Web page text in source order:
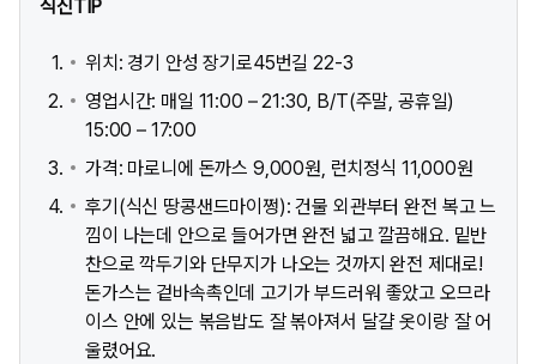
식신TIP
위치: 경기 안성 장기로45번길 22-3 ​
영업시간: 매일 11:00 – 21:30, B/T(주말, 공휴일)
15:00 – 17:00
가격: 마로니에 돈까스 9,000원, 런치정식 11,000원
후기(식신 땅콩샌드마이쩡): 건물 외관부터 완전 복고 느
낌이 나는데 안으로 들어가면 완전 넓고 깔끔해요. 밑반
찬으로 깍두기와 단무지가 나오는 것까지 완전 제대로!
돈가스는 겉바속촉인데 고기가 부드러워 좋았고 오므라
이스 안에 있는 볶음밥도 잘 볶아져서 달걀 옷이랑 잘 어
울렸어요.